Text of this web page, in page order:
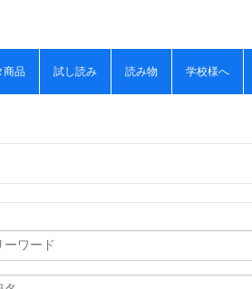
商品 試し読み 読み物 学校様へ